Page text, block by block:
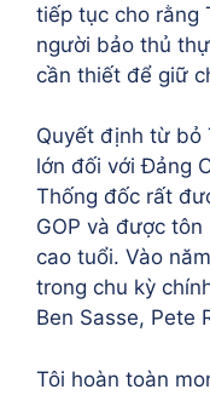
tiếp tục cho rằng
người bảo thủ
cần thiết để giữ
Quyết định từ bỏ
lớn đối với Đảng
Thống đốc rất
GOP và được
cao tuổi. Vào
trong chu kỳ
Ben Sasse, Pete
Tôi hoàn toàn